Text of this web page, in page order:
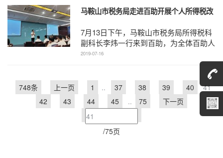
马鞍山市税务局走进百助开展个人所得税改
7月13日下午，马鞍山市税务局所得税科
副科长李炜一行来到百助，为全体百助人
作了个人所得税改革专题宣 ...
2019-07-16
748条 上一页 1 .. 37 38 39 40
41
42
43 44 45 .. 75 下一页
/75页